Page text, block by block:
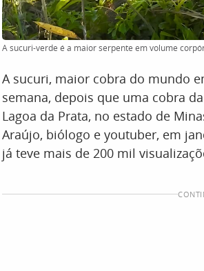
A sucuri-verde é a maior serpente em volume
A sucuri, maior cobra do mundo
semana, depois que uma cobra
Lagoa da Prata, no estado de
Araújo, biólogo e youtuber, em
já teve mais de 200 mil